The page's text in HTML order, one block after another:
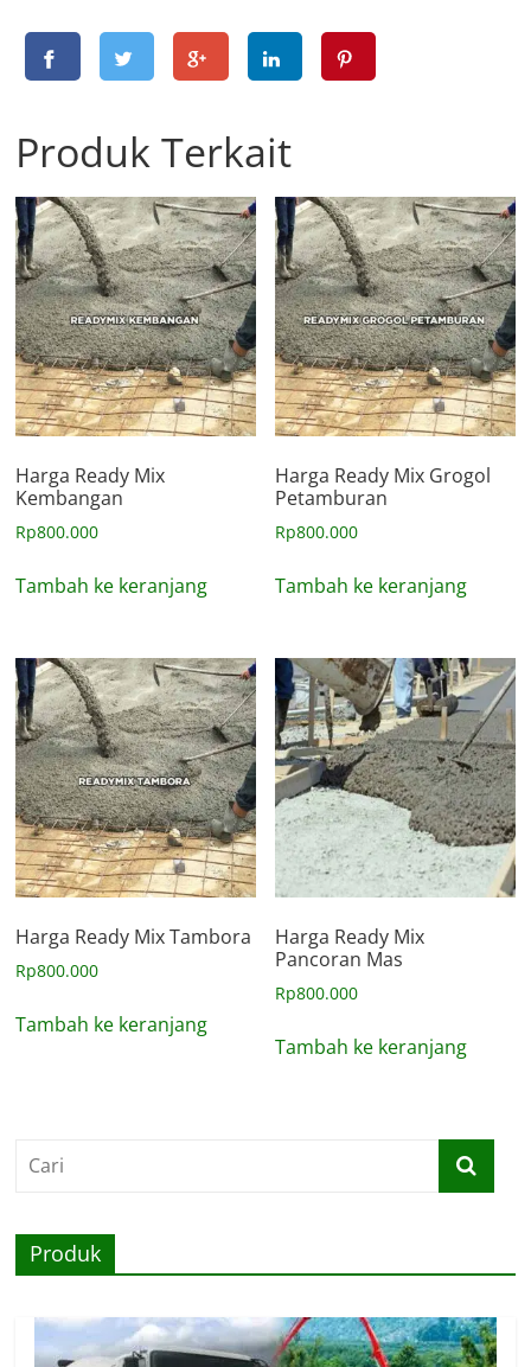
Produk Terkait
Harga Ready Mix
Kembangan
Rp800.000
Tambah ke keranjang
Harga Ready Mix Grogol
Petamburan
Rp800.000
Tambah ke keranjang
Harga Ready Mix Tambora
Rp800.000
Tambah ke keranjang
Harga Ready Mix
Pancoran Mas
Rp800.000
Tambah ke keranjang
Produk